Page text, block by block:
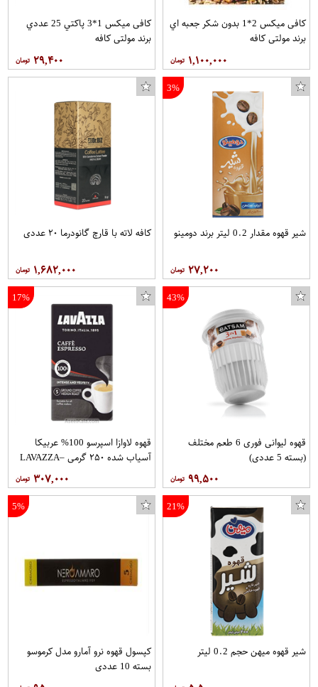
کافی میکس 2*1 بدون شکر جعبه اي
برند مولتی کافه
۱,۱۰۰,۰۰۰
کافی میکس 1*3 پاکتي 25 عددي
برند مولتی کافه
۲۹,۴۰۰
3%
شیر قهوه مقدار 0.2 لیتر برند دومینو
۲۷,۲۰۰
کافه لاته با قارچ گانودرما ۲۰ عددی
۱,۶۸۲,۰۰۰
43%
قهوه لیوانی فوری 6 طعم مختلف
(بسته 5 عددی)
۹۹,۵۰۰
17%
قهوه لاوازا اسپرسو 100% عربیکا
آسیاب شده ۲۵۰ گرمی –LAVAZZA
۳۰۷,۰۰۰
21%
شیر قهوه میهن حجم 0.2 لیتر
5%
کپسول قهوه نرو آمارو مدل کرموسو
بسته 10 عددی